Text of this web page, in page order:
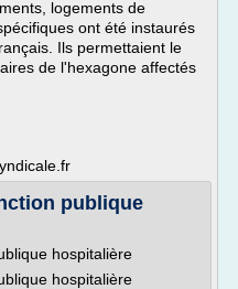
logements de
ont été instaurés
Ils permettaient le
de l'hexagone affectés
publique
hospitalière
hospitalière